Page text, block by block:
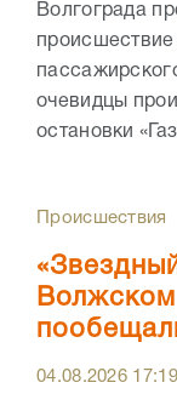
Волгограда
очевидцы
остановки
Происшествия
Волжском
04.08.2026 17:19